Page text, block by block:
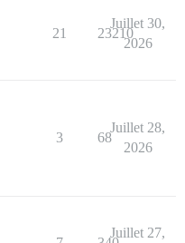
21 23210
Juillet 30,
2026
3 68
Juillet 28,
2026
Juillet 27,